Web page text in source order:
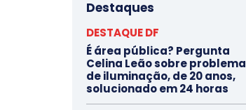
Destaques
DESTAQUE DF
É área pública? Pergunta
Celina Leão sobre problema
de iluminação, de 20 anos,
solucionado em 24 horas